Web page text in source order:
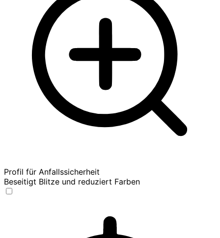
Profil für Anfallssicherheit
Beseitigt Blitze und reduziert Farben